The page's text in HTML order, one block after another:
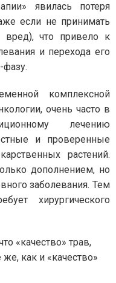
явилась потеря
если не принимать
что привело к
и перехода его
комплексной
очень часто в
лечению
и проверенные
растений.
дополнением, но
заболевания. Тем
хирургического
«качество» трав,
как и «качество»